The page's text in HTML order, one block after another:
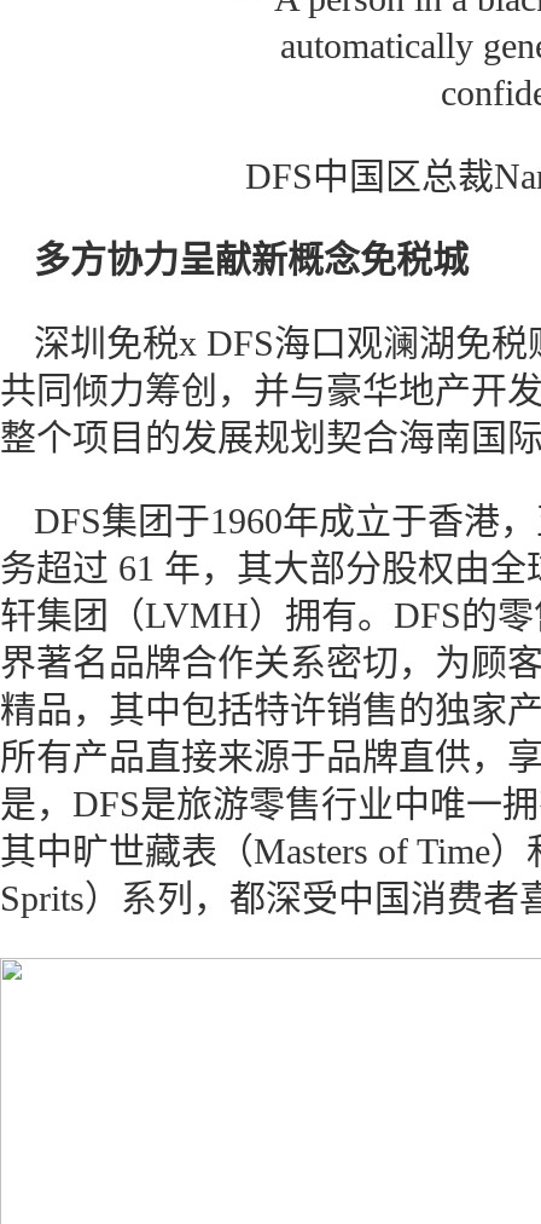
DFS中国区总裁
多方协力呈献新概念免税城
深圳免税x DFS海口观澜湖免
共同倾力筹创，并与豪华地产开
整个项目的发展规划契合海南国
DFS集团于1960年成立于香港
务超过 61 年，其大部分股权由
轩集团（LVMH）拥有。DFS的
界著名品牌合作关系密切，为顾
精品，其中包括特许销售的独家
所有产品直接来源于品牌直供，
是，DFS是旅游零售行业中唯一
其中旷世藏表（Masters of Time
Sprits）系列，都深受中国消费者